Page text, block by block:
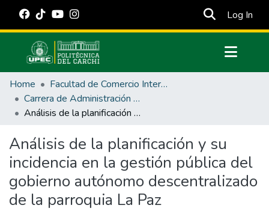
Log In
Communities & Collections
All of DSpace
Statistics
Estadísticas Externas
Manuales
Home
Facultad de Comercio Internacional, Integración, Administración y Economía Empresarial
Carrera de Administración Pública
Análisis de la planificación y su incidencia en la gestión pública del gobierno autónomo descentralizado de la parroquia La Paz
Análisis de la planificación y su
incidencia en la gestión pública del
gobierno autónomo descentralizado
de la parroquia La Paz